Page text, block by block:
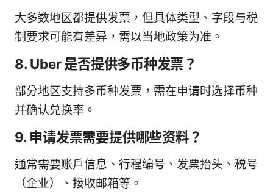
大多数地区都提供发票，但具体类型、字段与税
制要求可能有差异，需以当地政策为准。
8. Uber 是否提供多币种发票？
部分地区支持多币种发票，需在申请时选择币种
并确认兑换率。
9. 申请发票需要提供哪些资料？
通常需要账户信息、行程编号、发票抬头、税号
（企业）、接收邮箱等。